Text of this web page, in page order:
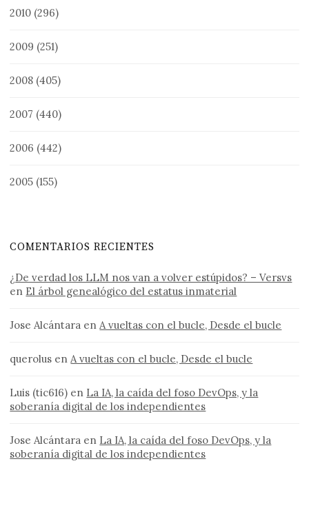
2010 (296)
2009 (251)
2008 (405)
2007 (440)
2006 (442)
2005 (155)
COMENTARIOS RECIENTES
¿De verdad los LLM nos van a volver estúpidos? – Versvs
en El árbol genealógico del estatus inmaterial
Jose Alcántara en A vueltas con el bucle, Desde el bucle
querolus en A vueltas con el bucle, Desde el bucle
Luis (tic616) en La IA, la caída del foso DevOps, y la
soberanía digital de los independientes
Jose Alcántara en La IA, la caída del foso DevOps, y la
soberanía digital de los independientes